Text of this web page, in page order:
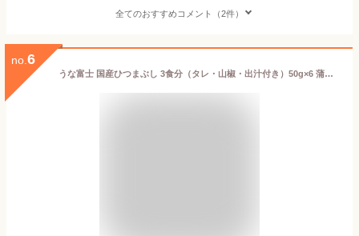
全てのおすすめコメント（2件）
no. 6
うな富士 国産ひつまぶし 3食分（タレ・山椒・出汁付き）50g×6 蒲焼 鰻 青うなぎ 地焼き